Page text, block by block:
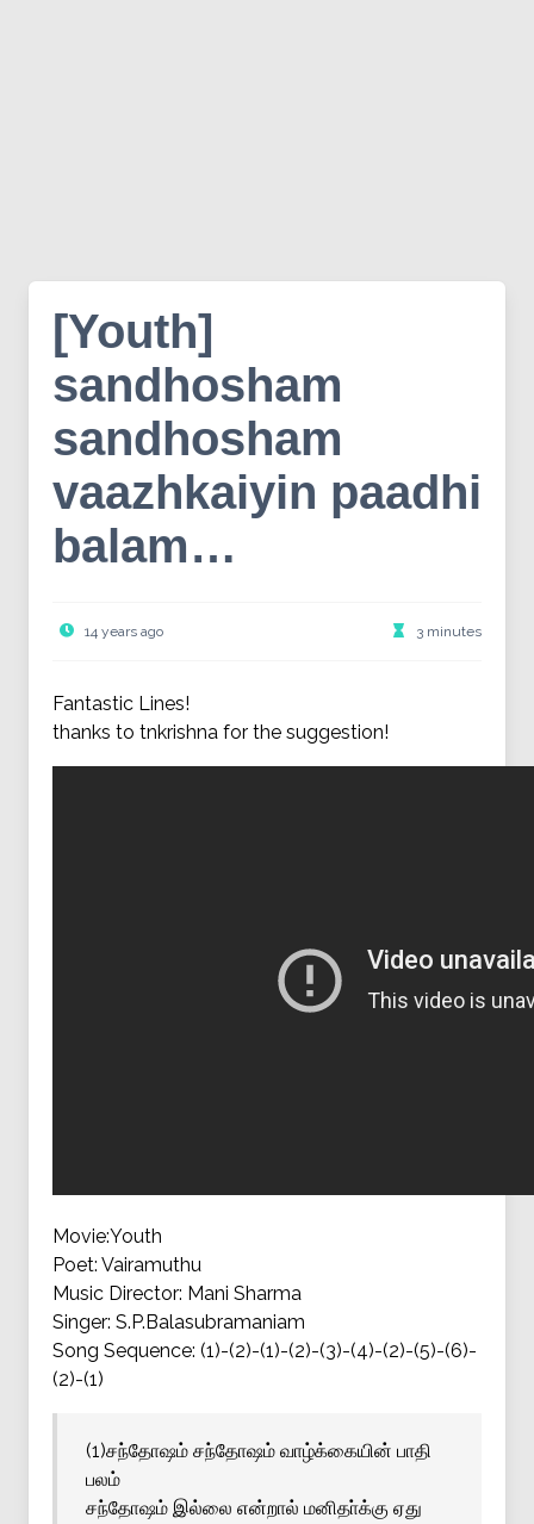
[Youth]
sandhosham
sandhosham
vaazhkaiyin paadhi
balam…
14 years ago 3 minutes
Fantastic Lines!
thanks to tnkrishna for the suggestion!
Movie:Youth
Poet: Vairamuthu
Music Director: Mani Sharma
Singer: S.P.Balasubramaniam
Song Sequence: (1)-(2)-(1)-(2)-(3)-(4)-(2)-(5)-(6)-
(2)-(1)
(1)சந்தோஷம் சந்தோஷம் வாழ்க்கையின் பாதி
பலம்
சந்தோஷம் இல்லை என்றால் மனிதா்க்கு ஏது